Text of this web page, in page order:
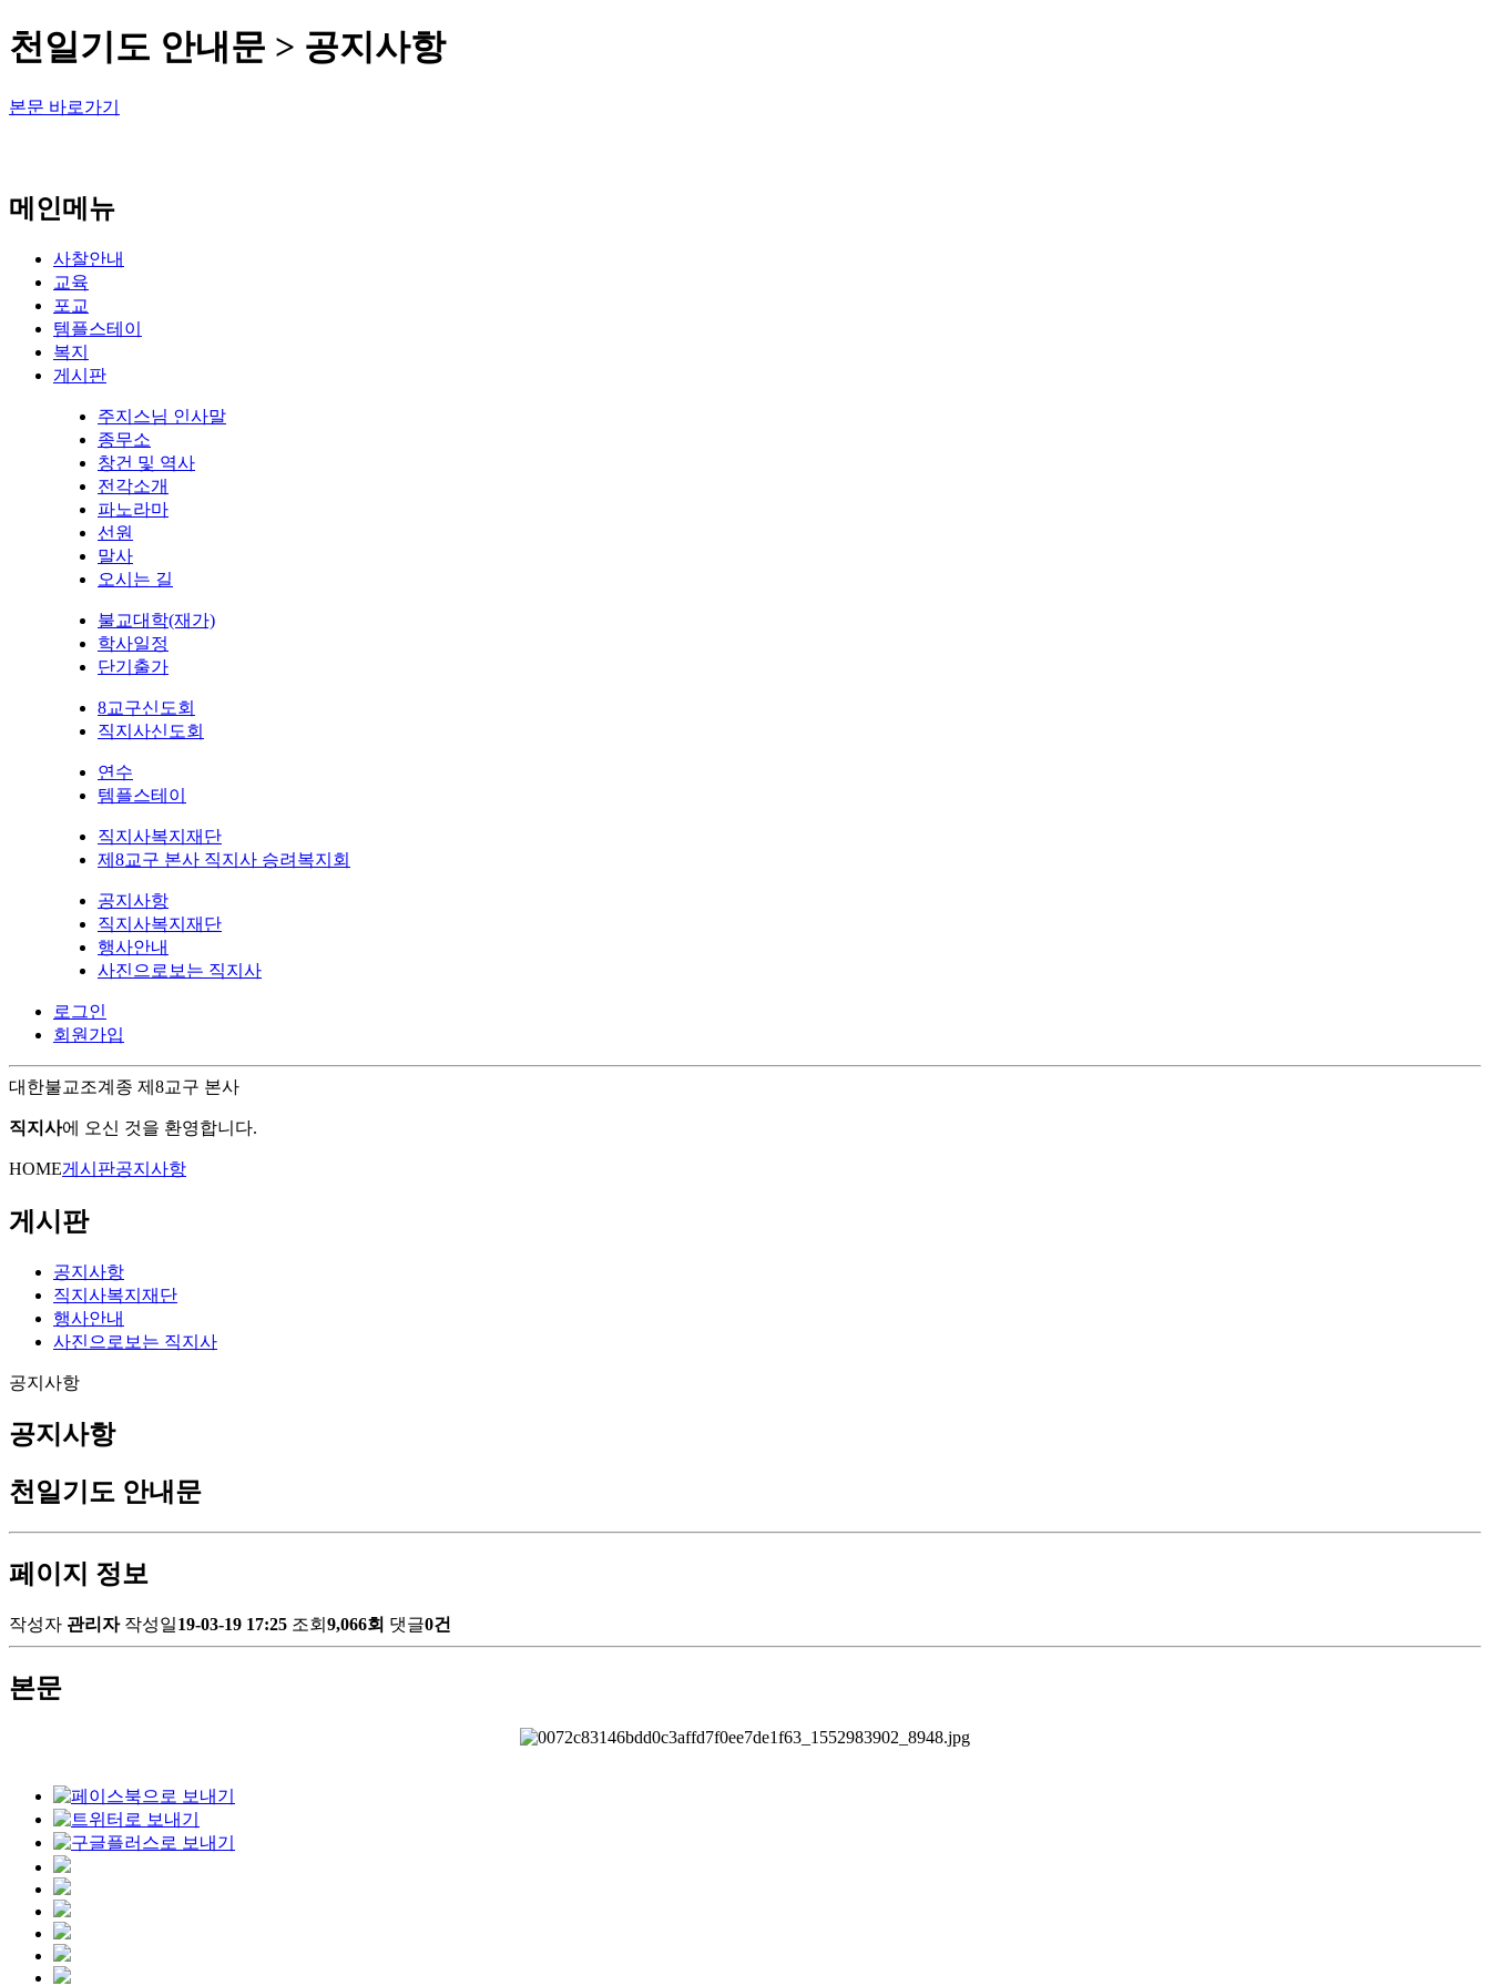
천일기도 안내문 > 공지사항
본문 바로가기
메인메뉴
사찰안내
교육
포교
템플스테이
복지
게시판
주지스님 인사말
종무소
창건 및 역사
전각소개
파노라마
선원
말사
오시는 길
불교대학(재가)
학사일정
단기출가
8교구신도회
직지사신도회
연수
템플스테이
직지사복지재단
제8교구 본사 직지사 승려복지회
공지사항
직지사복지재단
행사안내
사진으로보는 직지사
로그인
회원가입
대한불교조계종 제8교구 본사
직지사에 오신 것을 환영합니다.
HOME게시판공지사항
게시판
공지사항
직지사복지재단
행사안내
사진으로보는 직지사
공지사항
공지사항
천일기도 안내문
페이지 정보
작성자 관리자 작성일19-03-19 17:25 조회 9,066회 댓글0건
본문